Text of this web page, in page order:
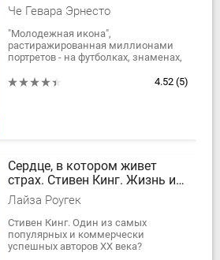
Че Гевара Эрнесто
"Молодежная икона",
растиражированная миллионами
портретов - на футболках, знаменах,
харизматическая фигура
4.52 (5)
Сердце, в котором живет
страх. Стивен Кинг. Жизнь и
творчество
Лайза Роугек
Стивен Кинг. Один из самых
популярных и коммерчески
успешных авторов XX века?